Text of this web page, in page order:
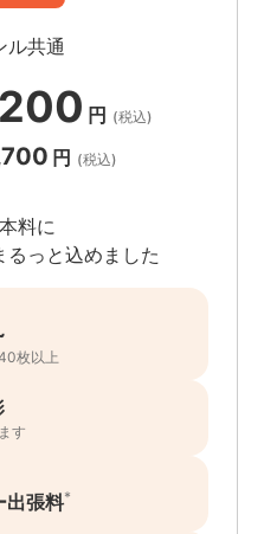
ル共通
円 (税込)
円 (税込)
料に
っと込めました
枚以上
す
出張料*